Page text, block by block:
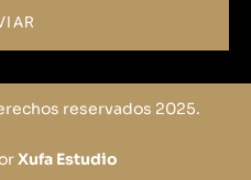
reservados 2025.
Xufa Estudio